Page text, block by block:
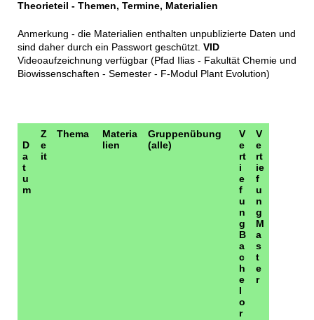
Theorieteil - Themen, Termine, Materialien
Anmerkung - die Materialien enthalten unpublizierte Daten und
sind daher durch ein Passwort geschützt. VID
Videoaufzeichnung verfügbar (Pfad Ilias - Fakultät Chemie und
Biowissenschaften - Semester - F-Modul Plant Evolution)
D
a
t
u
m
Z
e
it
Thema
Materia
lien
Gruppenübung
(alle)
V
e
rt
i
e
f
u
n
g
B
a
c
h
e
l
o
r
V
e
rt
ie
f
u
n
g
M
a
s
t
e
r